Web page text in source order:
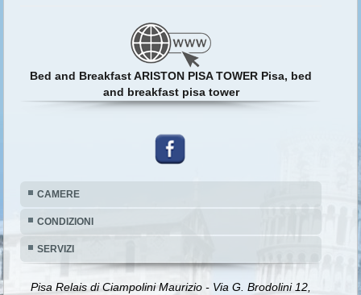
Bed and Breakfast ARISTON PISA TOWER Pisa, bed
and breakfast pisa tower
CAMERE
CONDIZIONI
SERVIZI
Pisa Relais di Ciampolini Maurizio - Via G. Brodolini 12,